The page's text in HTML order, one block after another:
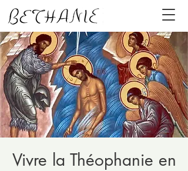
Vivre la Théophanie en